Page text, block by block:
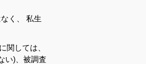
なく
私生
に関しては
い) 被調査